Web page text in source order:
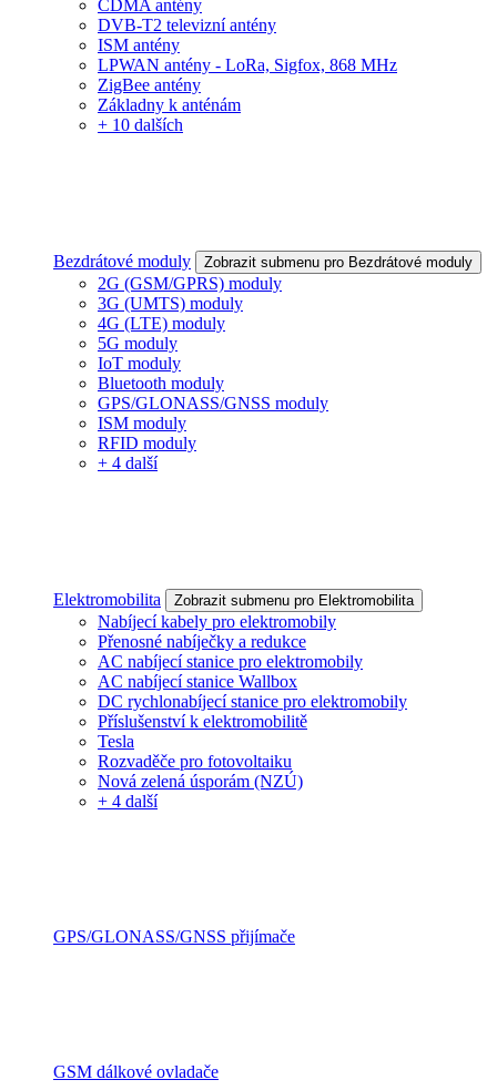
CDMA antény
DVB-T2 televizní antény
ISM antény
LPWAN antény - LoRa, Sigfox, 868 MHz
ZigBee antény
Základny k anténám
+ 10 dalších
Bezdrátové moduly Zobrazit submenu pro Bezdrátové moduly
2G (GSM/GPRS) moduly
3G (UMTS) moduly
4G (LTE) moduly
5G moduly
IoT moduly
Bluetooth moduly
GPS/GLONASS/GNSS moduly
ISM moduly
RFID moduly
+ 4 další
Elektromobilita Zobrazit submenu pro Elektromobilita
Nabíjecí kabely pro elektromobily
Přenosné nabíječky a redukce
AC nabíjecí stanice pro elektromobily
AC nabíjecí stanice Wallbox
DC rychlonabíjecí stanice pro elektromobily
Příslušenství k elektromobilitě
Tesla
Rozvaděče pro fotovoltaiku
Nová zelená úsporám (NZÚ)
+ 4 další
GPS/GLONASS/GNSS přijímače
GSM dálkové ovladače